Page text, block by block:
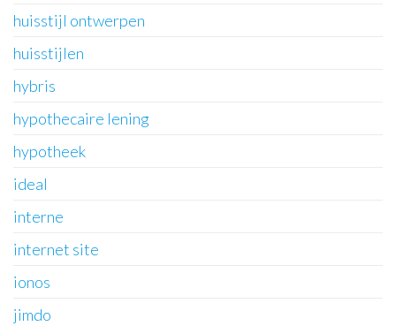
huisstijl ontwerpen
huisstijlen
hybris
hypothecaire lening
hypotheek
ideal
interne
internet site
ionos
jimdo